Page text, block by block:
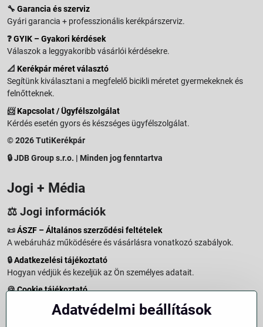
🔧 Garancia és szerviz
Gyári garancia + professzionális kerékpárszerviz.
❓GYIK – Gyakori kérdések
Válaszok a leggyakoribb vásárlói kérdésekre.
📐 Kerékpár méret választó
Segítünk kiválasztani a megfelelő bicikli méretet gyermekeknek és
felnőtteknek.
📨Kapcsolat / Ügyfélszolgálat
Kérdés esetén gyors és készséges ügyfélszolgálat.
© 2026 TutiKerékpár
🔒 JDB Group s.r.o. | Minden jog fenntartva
Jogi + Média
⚖️ Jogi információk
📜ÁSZF – Általános szerződési feltételek
A webáruház működésére és vásárlásra vonatkozó szabályok.
🔒Adatkezelési tájékoztató
Hogyan védjük és kezeljük az Ön személyes adatait.
🍪Cookie tájékoztató
A weboldalon használt sütikről és adatkezelésről.
Adatvédelmi beállítások